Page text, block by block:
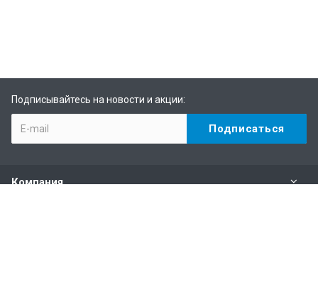
Подписывайтесь на новости и акции:
Компания